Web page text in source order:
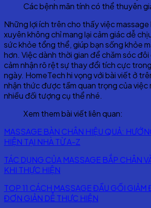
Các bệnh mãn tính có thể thuyên
Những lợi ích trên cho thấy việc
xuyên không chỉ mang lại cảm giác dễ
sức khỏe tổng thể, giúp bạn sống khỏe
hơn. Việc dành thời gian để chăm sóc đôi
cảm nhận rõ rệt sự thay đổi tích cực
ngày. HomeTech hi vọng với bài viết ở
nhận thức được tầm quan trọng của việc
nhiều đối tượng cụ thể nhé.
Xem them bài viết liên quan:
MASSAGE BÀN CHÂN HIỆU QUẢ:
HIỆN TẠI NHÀ TỪ A-Z
TÁC DỤNG CỦA MASSAGE BẮP CHÂN
KHI THỰC HIỆN
TOP 11 CÁCH MASSAGE ĐẦU GỐI GIẢM
ĐƠN GIẢN DỄ THỰC HIỆN